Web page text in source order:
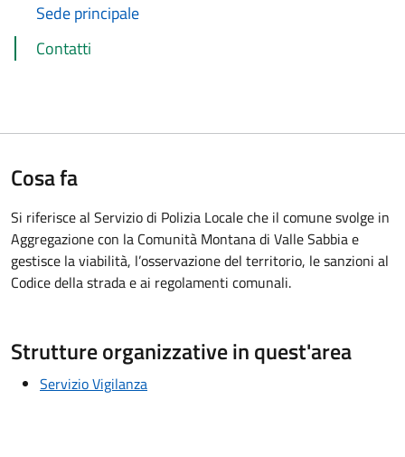
Sede principale
Contatti
Cosa fa
Si riferisce al Servizio di Polizia Locale che il comune svolge in
Aggregazione con la Comunità Montana di Valle Sabbia e
gestisce la viabilità, l’osservazione del territorio, le sanzioni al
Codice della strada e ai regolamenti comunali.
Strutture organizzative in quest'area
Servizio Vigilanza